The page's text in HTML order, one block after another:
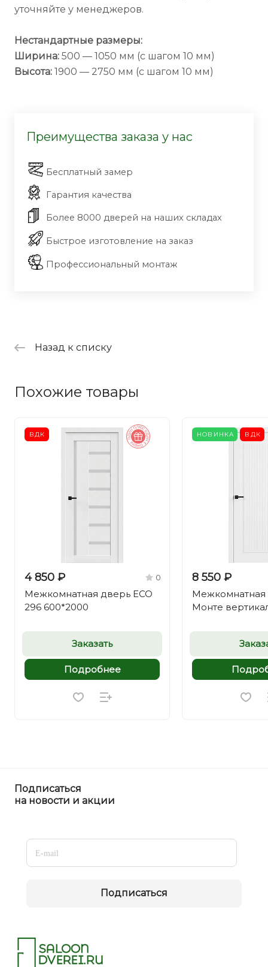
уточняйте у менеджеров.
Нестандартные размеры:
Ширина: 500 — 1050 мм (с шагом 10 мм)
Высота: 1900 — 2750 мм (с шагом 10 мм)
Преимущества заказа у нас
Бесплатный замер
Гарантия качества
Более 8000 дверей на наших складах
Быстрое изготовление на заказ
Профессиональный монтаж
Назад к списку
Похожие товары
ВДК
4 850 ₽ 0
Межкомнатная дверь ECO
296 600*2000
Заказать
Подробнее
НОВИНКА ВДК
8 550 ₽
Межкомнатная
Монте
Подписаться
на новости и акции
Подписаться